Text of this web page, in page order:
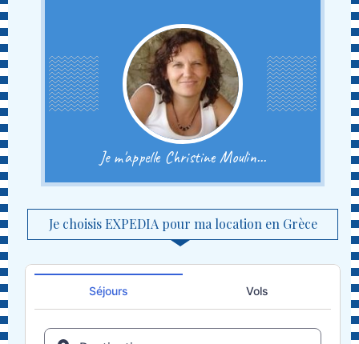
Je m'appelle Christine Moulin...
Je choisis EXPEDIA pour ma location en Grèce